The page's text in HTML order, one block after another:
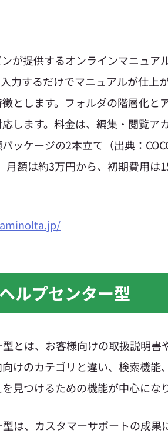
が提供するオンラインマニュア
力するだけでマニュアルが仕上
とします。フォルダの階層化と
します。料金は、編集・閲覧ア
ッケージの2本立て（出典：
額は約3万円から、初期費用は
ルプセンター型
とは、お客様向けの取扱説明書
けのカテゴリと違い、検索機能
見つけるための機能が中心になり
は、カスタマーサポートの成果